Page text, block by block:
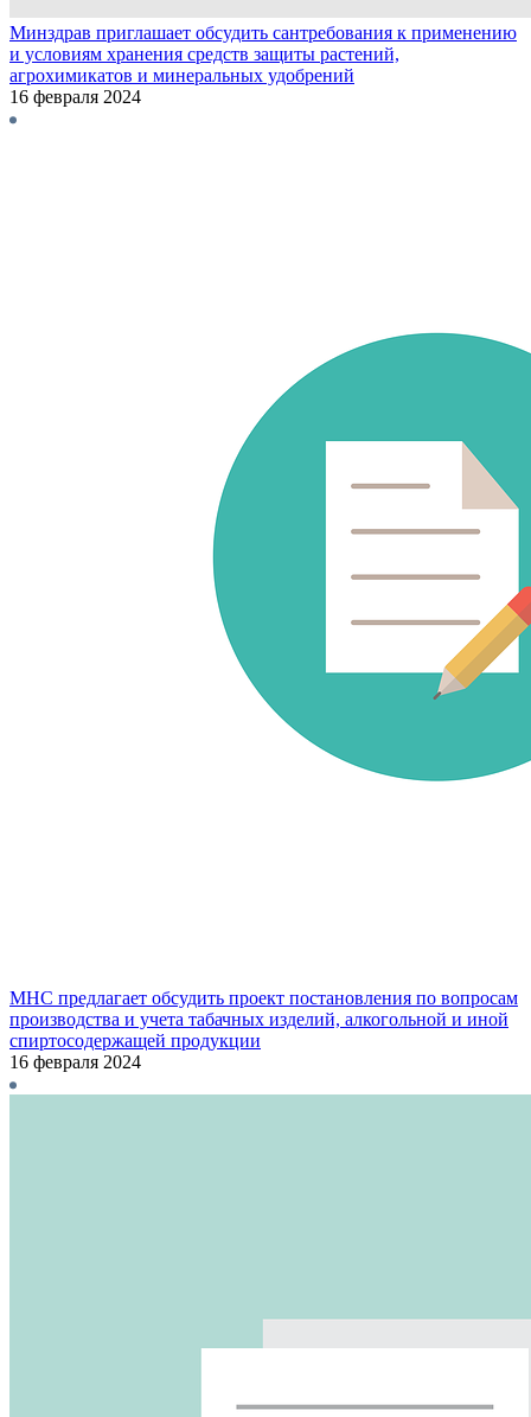
Минздрав приглашает обсудить сантребования к применению
и условиям хранения средств защиты растений,
агрохимикатов и минеральных удобрений
16 февраля 2024
МНС предлагает обсудить проект постановления по вопросам
производства и учета табачных изделий, алкогольной и иной
спиртосодержащей продукции
16 февраля 2024